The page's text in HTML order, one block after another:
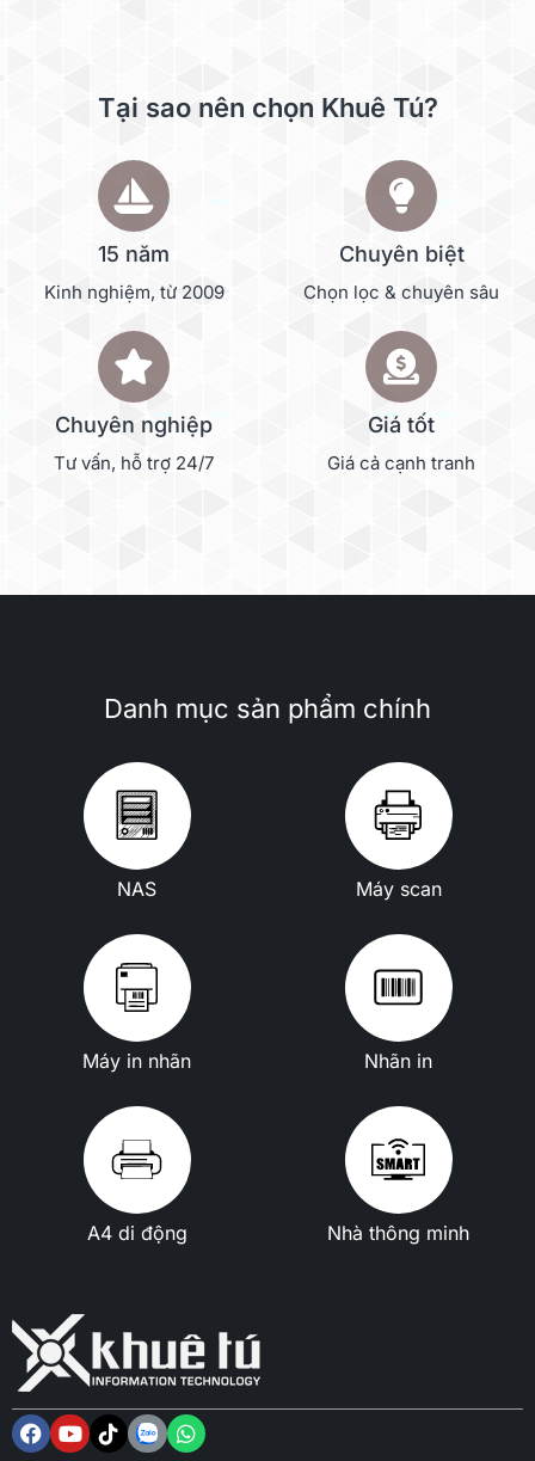
Tại sao nên chọn Khuê Tú?
15 năm
Kinh nghiệm, từ 2009
Chuyên biệt
Chọn lọc & chuyên sâu
Chuyên nghiệp
Tư vấn, hỗ trợ 24/7
Giá tốt
Giá cả cạnh tranh
Danh mục sản phẩm chính
NAS Máy scan
Máy in nhãn Nhãn in
A4 di động Nhà thông minh